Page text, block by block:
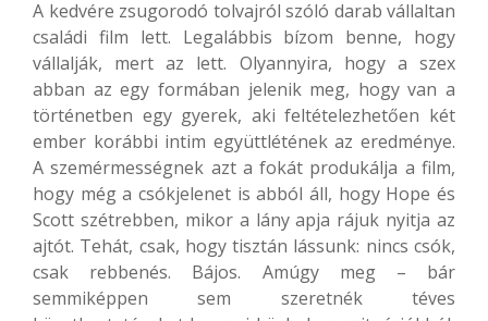
A kedvére zsugorodó tolvajról szóló darab vállaltan
családi film lett. Legalábbis bízom benne, hogy
vállalják, mert az lett. Olyannyira, hogy a szex
abban az egy formában jelenik meg, hogy van a
történetben egy gyerek, aki feltételezhetően két
ember korábbi intim együttlétének az eredménye.
A szemérmességnek azt a fokát produkálja a film,
hogy még a csókjelenet is abból áll, hogy Hope és
Scott szétrebben, mikor a lány apja rájuk nyitja az
ajtót. Tehát, csak, hogy tisztán lássunk: nincs csók,
csak rebbenés. Bájos. Amúgy meg – bár
semmiképpen sem szeretnék téves